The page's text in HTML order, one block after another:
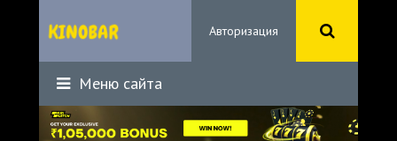
Авторизация
Меню сайта